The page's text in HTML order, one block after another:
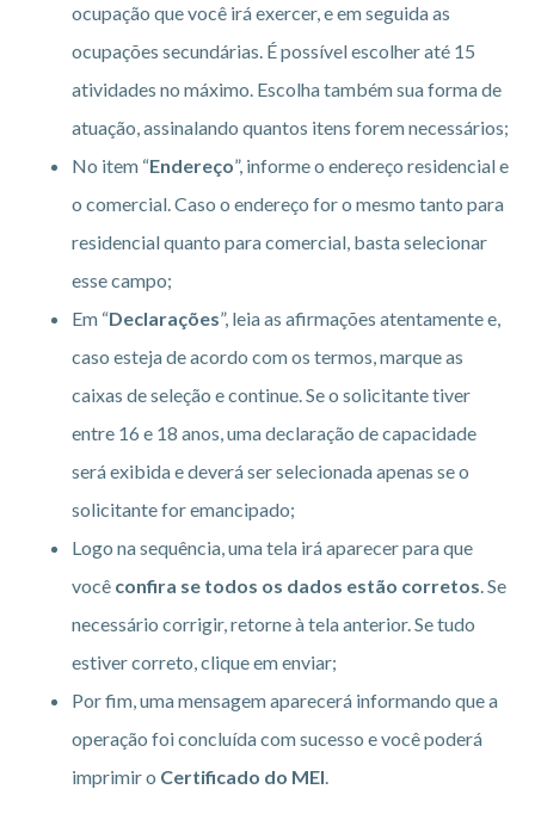
ocupação que você irá exercer, e em seguida as
ocupações secundárias. É possível escolher até 15
atividades no máximo. Escolha também sua forma de
atuação, assinalando quantos itens forem necessários;
No item “Endereço”, informe o endereço residencial e
o comercial. Caso o endereço for o mesmo tanto para
residencial quanto para comercial, basta selecionar
esse campo;
Em “Declarações”, leia as afirmações atentamente e,
caso esteja de acordo com os termos, marque as
caixas de seleção e continue. Se o solicitante tiver
entre 16 e 18 anos, uma declaração de capacidade
será exibida e deverá ser selecionada apenas se o
solicitante for emancipado;
Logo na sequência, uma tela irá aparecer para que
você confira se todos os dados estão corretos. Se
necessário corrigir, retorne à tela anterior. Se tudo
estiver correto, clique em enviar;
Por fim, uma mensagem aparecerá informando que a
operação foi concluída com sucesso e você poderá
imprimir o Certificado do MEI.